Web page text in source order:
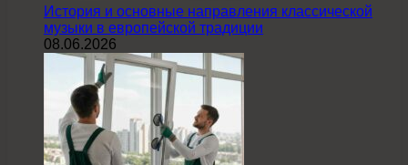
История и основные направления классической
музыки в европейской традиции
08.06.2026